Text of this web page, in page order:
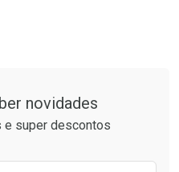
Ativar Desconto
Comprar sem Desconto
Comprar sem Desconto
novidades
e super descontos